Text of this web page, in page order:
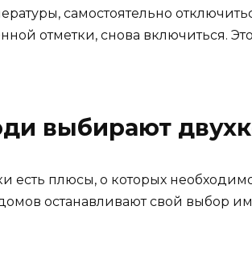
самостоятельно
отметки, снова включиться.
выбирают
есть плюсы, о которых
останавливают свой выбор